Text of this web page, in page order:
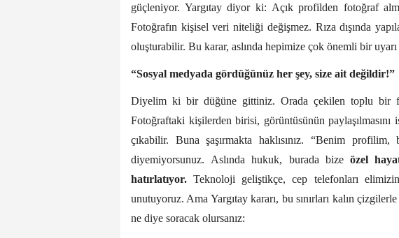
güçleniyor. Yargıtay diyor ki: Açık profilden fotoğraf
Fotoğrafın kişisel veri niteliği değişmez. Rıza dışında
oluşturabilir. Bu karar, aslında hepimize çok önemli bir
“Sosyal medyada gördüğünüz her şey, size ait değildir!”
Diyelim ki bir düğüne gittiniz. Orada çekilen toplu bir
Fotoğraftaki kişilerden birisi, görüntüsünün
çıkabilir.
Buna şaşırmakta haklısınız.
“Benim profilim,
diyemiyorsunuz.
Aslında hukuk, burada bize özel
hatırlatıyor. Teknoloji geliştikçe, cep telefonları
unutuyoruz. Ama Yargıtay kararı, bu sınırları kalın
ne diye soracak olursanız: